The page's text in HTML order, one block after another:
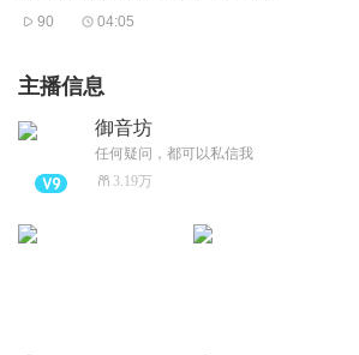
90 04:05
主播信息
御音坊
任何疑问，都可以私信我
3.19万